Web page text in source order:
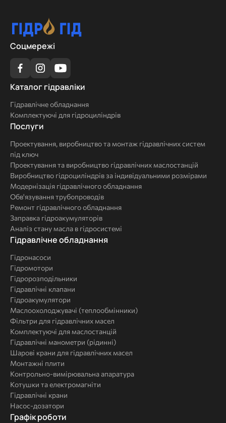
Соцмережі
Каталог
Каталог гідравліки
Гідравлічне обладнання
Комплектуючі для гідроциліндрів
Послуги
Послуги
Проектування, виробництво та монтаж гідравлічних систем
під ключ
Проектування та виробництво гідравлічних маслостанцій
Виробництво гідроциліндрів за індивідуальними розмірами
Модернізація гідравлічного обладнання
Обв'язування трубопроводів
Ремонт гідравлічного обладнання
Заправка гідроакумуляторів
Аналіз стану масла в гідросистемі
Комплексні
Гідравлічне обладнання
Гідронасоси
Гідромотори
Гідророзподільники
Гідравлічні клапани
Гідроакумулятори
Маслоохолоджувачі (теплообмінники)
Фільтри для гідравлічних масел
Комплектуючі для маслостанцій
Гідравлічні манометри (рідинні)
Шарові крани для гідравлічних масел
Монтажні плити
Контрольно-вимірювальна апаратура
Котушки та електромагніти
Гідравлічні крани
Насос-дозатори
Графік роботи